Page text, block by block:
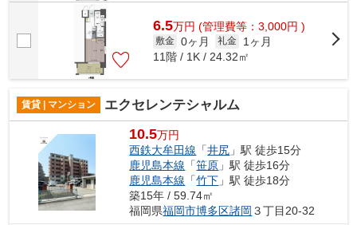
6.5万円 (管理費等：3,000円 )
敷金 0ヶ月 礼金
1ヶ月
11階 / 1K / 24.32㎡
賃貸 | マンション エクセレンテシャルム
10.5万円
西鉄大牟田線 「井尻 」駅 徒歩15分
鹿児島本線 「笹原 」駅 徒歩16分
鹿児島本線 「竹下 」駅 徒歩18分
築15年 / 59.74㎡
福岡県福岡市博多区諸岡 ３丁目20-32